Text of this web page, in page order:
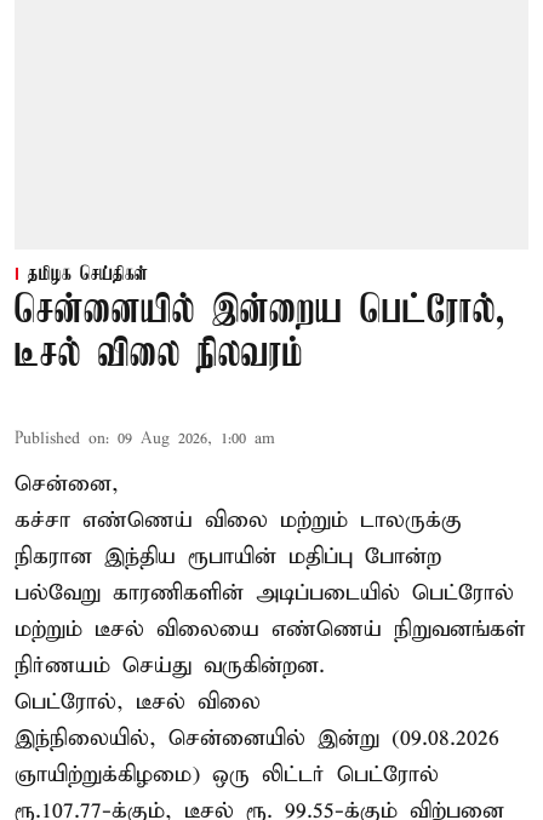
தமிழக செய்திகள்
சென்னையில் இன்றைய பெட்ரோல்,
டீசல் விலை நிலவரம்
Published on: 09 Aug 2026, 1:00 am
சென்னை,
கச்சா எண்ணெய் விலை மற்றும் டாலருக்கு
நிகரான இந்திய ரூபாயின் மதிப்பு போன்ற
பல்வேறு காரணிகளின் அடிப்படையில் பெட்ரோல்
மற்றும் டீசல் விலையை எண்ணெய் நிறுவனங்கள்
நிர்ணயம் செய்து வருகின்றன.
பெட்ரோல், டீசல் விலை
இந்நிலையில், சென்னையில் இன்று (09.08.2026
ஞாயிற்றுக்கிழமை) ஒரு லிட்டர் பெட்ரோல்
ரூ.107.77-க்கும், டீசல் ரூ. 99.55-க்கும் விற்பனை